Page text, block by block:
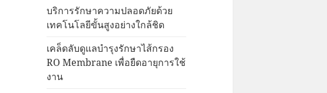
บริการรักษาความปลอดภัยด้วย
เทคโนโลยีขั้นสูงอย่างใกล้ชิด
เคล็ดลับดูแลบำรุงรักษาไส้กรอง
RO Membrane เพื่อยืดอายุการใช้
งาน